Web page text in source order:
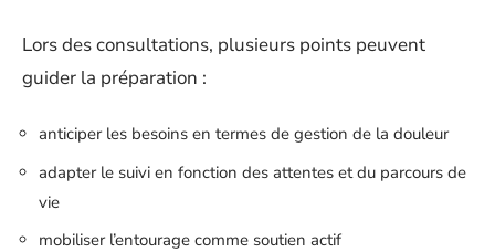
Lors des consultations, plusieurs points peuvent
guider la préparation :
anticiper les besoins en termes de gestion de la douleur
adapter le suivi en fonction des attentes et du parcours de
vie
mobiliser l’entourage comme soutien actif